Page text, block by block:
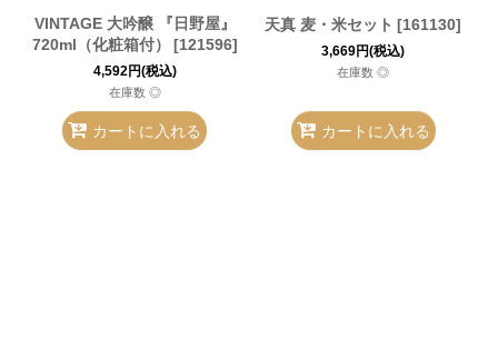
VINTAGE 大吟醸 『日野屋』
720ml（化粧箱付）
[121596]
4,592円(税込)
在庫数 ◎
カートに入れる
天真 麦・米セット [161130]
3,669円(税込)
在庫数 ◎
カートに入れる